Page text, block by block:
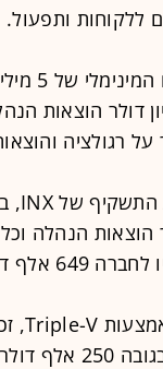
ללקוחות ותפעול.
על רגולציה
ושווי מזומנים.
חד-פעמי